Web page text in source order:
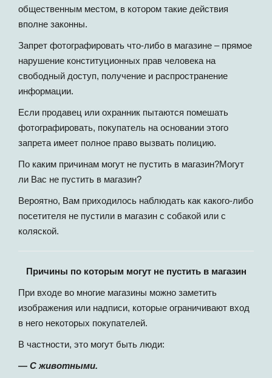
общественным местом, в котором такие действия
вполне законны.
Запрет фотографировать что-либо в магазине – прямое
нарушение конституционных прав человека на
свободный доступ, получение и распространение
информации.
Если продавец или охранник пытаются помешать
фотографировать, покупатель на основании этого
запрета имеет полное право вызвать полицию.
По каким причинам могут не пустить в магазин?Могут
ли Вас не пустить в магазин?
Вероятно, Вам приходилось наблюдать как какого-либо
посетителя не пустили в магазин с собакой или с
коляской.
Причины по которым могут не пустить в магазин
При входе во многие магазины можно заметить
изображения или надписи, которые ограничивают вход
в него некоторых покупателей.
В частности, это могут быть люди:
— C животными.